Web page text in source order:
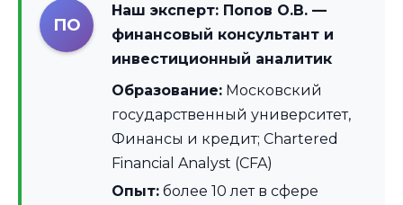
ПО
Наш эксперт: Попов О.В. —
финансовый консультант и
инвестиционный аналитик
Образование: Московский
государственный университет,
Финансы и кредит; Chartered
Financial Analyst (CFA)
Опыт: более 10 лет в сфере